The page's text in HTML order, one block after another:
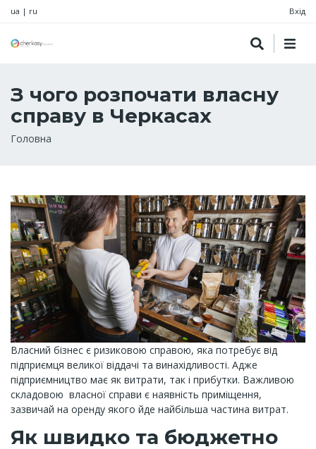
ua | ru Вхід
З чого розпочати власну
справу в Черкасах
Рядок
Головна
Власний бізнес є ризиковою справою, яка потребує від
підприємця великої віддачі та винахідливості. Адже
підприємництво має як витрати, так і прибутки. Важливою
складовою власної справи є наявність приміщення,
зазвичай на оренду якого йде найбільша частина витрат.
Як швидко та бюджетно